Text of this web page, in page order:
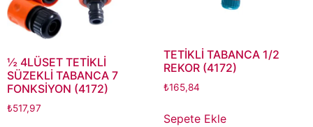
½ 4LÜSET TETİKLİ
SÜZEKLİ TABANCA 7
FONKSİYON (4172)
₺517,97
TETİKLİ TABANCA 1/2
REKOR (4172)
₺165,84
Sepete Ekle